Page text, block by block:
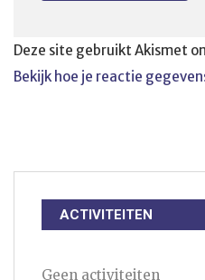
Deze site gebruikt Akismet
Bekijk hoe je reactie
ACTIVITEITEN
Geen activiteiten